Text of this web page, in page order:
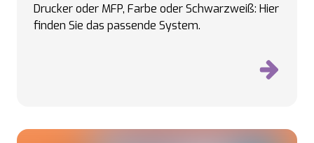
Drucker oder MFP, Farbe oder Schwarzweiß: Hier
finden Sie das passende System.